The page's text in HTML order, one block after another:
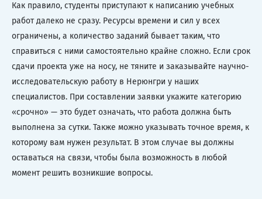
Как правило, студенты приступают к написанию учебных
работ далеко не сразу. Ресурсы времени и сил у всех
ограничены, а количество заданий бывает таким, что
справиться с ними самостоятельно крайне сложно. Если срок
сдачи проекта уже на носу, не тяните и заказывайте научно-
исследовательскую работу в Нерюнгри у наших
специалистов. При составлении заявки укажите категорию
«срочно» — это будет означать, что работа должна быть
выполнена за сутки. Также можно указывать точное время, к
которому вам нужен результат. В этом случае вы должны
оставаться на связи, чтобы была возможность в любой
момент решить возникшие вопросы.